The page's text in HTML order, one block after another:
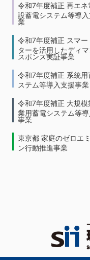
令和7年度補正 再エネ
設蓄電システム等導
業
令和7年度補正 スマー
ターを活用したディ
スポンス実証事業
令和7年度補正 系統用
ステム等導入支援事業
令和7年度補正 大規模
業用蓄電システム等
事業
東京都 家庭のゼロエ
ン行動推進事業